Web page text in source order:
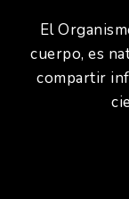
El
cuerpo, es
compartir